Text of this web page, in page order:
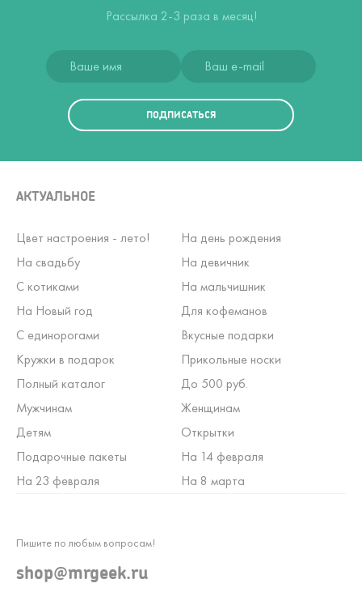
Рассылка 2-3 раза в месяц!
ПОДПИСАТЬСЯ
АКТУАЛЬНОЕ
Цвет настроения - лето!
На день рождения
На свадьбу
На девичник
С котиками
На мальчишник
На Новый год
Для кофеманов
С единорогами
Вкусные подарки
Кружки в подарок
Прикольные носки
Полный каталог
До 500 руб.
Мужчинам
Женщинам
Детям
Открытки
Подарочные пакеты
На 14 февраля
На 23 февраля
На 8 марта
Пишите по любым вопросам!
shop@mrgeek.ru